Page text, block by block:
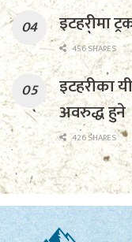
इटहरीमा
456 SHARES
इटहरीका
अवरुद्ध हुने
426 SHARES